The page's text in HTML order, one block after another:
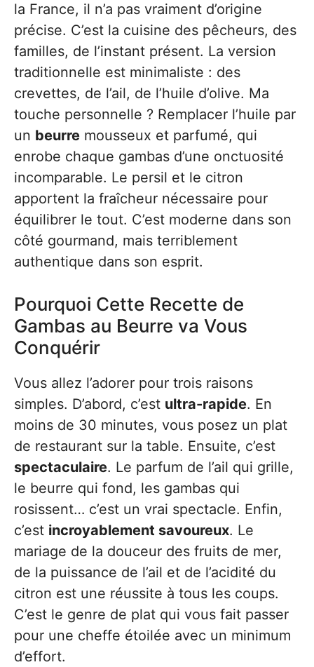
la France, il n’a pas vraiment d’origine
précise. C’est la cuisine des pêcheurs, des
familles, de l’instant présent. La version
traditionnelle est minimaliste : des
crevettes, de l’ail, de l’huile d’olive. Ma
touche personnelle ? Remplacer l’huile par
un beurre mousseux et parfumé, qui
enrobe chaque gambas d’une onctuosité
incomparable. Le persil et le citron
apportent la fraîcheur nécessaire pour
équilibrer le tout. C’est moderne dans son
côté gourmand, mais terriblement
authentique dans son esprit.
Pourquoi Cette Recette de
Gambas au Beurre va Vous
Conquérir
Vous allez l’adorer pour trois raisons
simples. D’abord, c’est ultra-rapide. En
moins de 30 minutes, vous posez un plat
de restaurant sur la table. Ensuite, c’est
spectaculaire. Le parfum de l’ail qui grille,
le beurre qui fond, les gambas qui
rosissent… c’est un vrai spectacle. Enfin,
c’est incroyablement savoureux. Le
mariage de la douceur des fruits de mer,
de la puissance de l’ail et de l’acidité du
citron est une réussite à tous les coups.
C’est le genre de plat qui vous fait passer
pour une cheffe étoilée avec un minimum
d’effort.